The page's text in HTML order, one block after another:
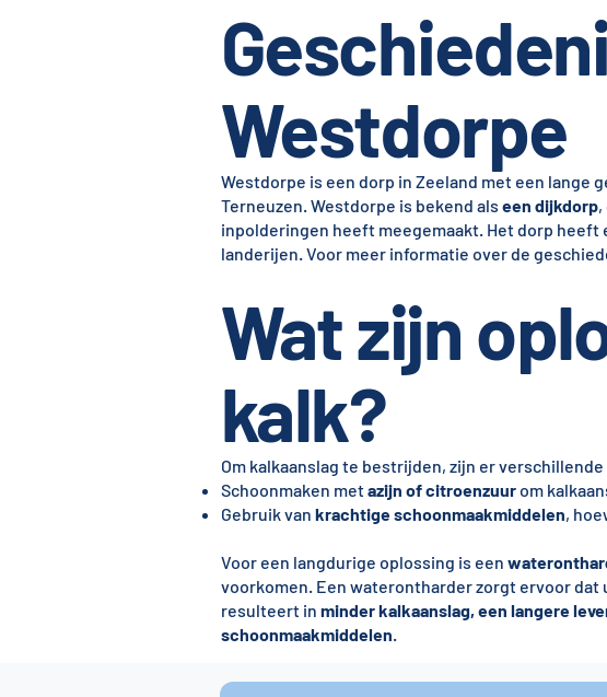
Westdorpe
Westdorpe is een dorp in Zeeland met een lange
Terneuzen. Westdorpe is bekend als een dijkdorp,
inpolderingen heeft meegemaakt. Het dorp
landerijen. Voor meer informatie over de
Wat zijn
kalk?
Om kalkaanslag te bestrijden, zijn er
Schoonmaken metazijn of citroenzuurom
Gebruik van krachtige schoonmaakmiddelen,
Voor een langdurige oplossing is een
voorkomen. Een waterontharder zorgt ervoor dat
resulteert in minder kalkaanslag, een langere
schoonmaakmiddelen.